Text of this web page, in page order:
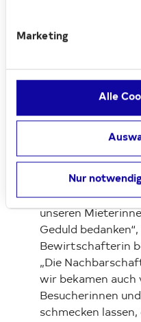
Marketing
Alle
Nur
Das Team von Deutsche
Gürler (Vermieterin),
„Mit Kaffee und
unseren
Geduld
Bewirtschafterin
„Die
wir bekamen auch
Besucherinnen
schmecken